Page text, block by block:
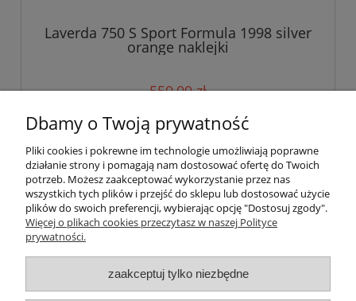
Laverda 750 S Sport Formula 1998 silver
orange naklejki
550,00 zł
do koszyka
Pomoc
Płatności i dostawa
Dbamy o Twoją prywatność
Pliki cookies i pokrewne im technologie umożliwiają poprawne
działanie strony i pomagają nam dostosować ofertę do Twoich
potrzeb. Możesz zaakceptować wykorzystanie przez nas
wszystkich tych plików i przejść do sklepu lub dostosować użycie
plików do swoich preferencji, wybierając opcję "Dostosuj zgody".
Więcej o plikach cookies przeczytasz w naszej Polityce
prywatności.
zaakceptuj tylko niezbędne